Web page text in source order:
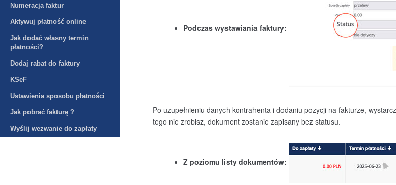
Numeracja faktur
Aktywuj płatność online
Jak dodać własny termin
płatności?
Dodaj rabat do faktury
KSeF
Ustawienia sposobu płatności
Jak pobrać fakturę ?
Wyślij wezwanie do zapłaty
Podczas wystawiania faktury:
Po uzupełnieniu danych kontrahenta i dodaniu pozycji na fakturze,
tego nie zrobisz, dokument zostanie zapisany bez statusu.
Z poziomu listy dokumentów: